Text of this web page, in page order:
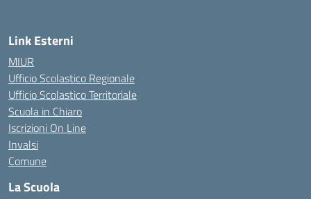
Link Esterni
MIUR
Ufficio Scolastico Regionale
Ufficio Scolastico Territoriale
Scuola in Chiaro
Iscrizioni On Line
Invalsi
Comune
La Scuola